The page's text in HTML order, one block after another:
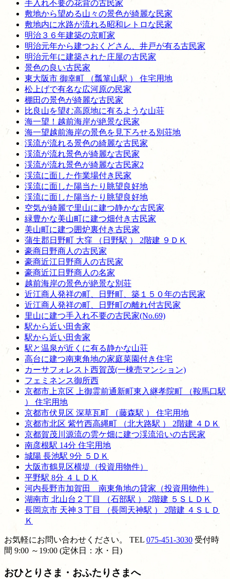
手入れ不要の花背の古民家
敷地から望める山々の景色が綺麗な民家
敷地内に水路が流れる昭和レトロな民家
明治３６年建築の京町家
明治元年から建つおくどさん、井戸が有る古民家
明治元年に建築された庄屋の古民家
景色の良い古民家
東大阪市 御幸町 （瓢箪山駅 ） 住宅用地
松上げで有名な広河原の民家
棚田の景色が綺麗な古民家
比良山を望む高原地に有るような山荘
海一望！越前海岸が絶景な民家
海一望越前海岸の景色を見下ろせる別荘地
渓流が流れる景色の綺麗な古民家
渓流が流れ景色が綺麗な古民家
渓流が流れ景色が綺麗な古民家2
渓流に面した作業場付き民家
渓流に面した陽当たり眺望良好地
渓流に面した陽当たり眺望良好地
空気が綺麗で里山に建つ静かな古民家
緑豊かな美山町に建つ畑付き古民家
美山町に建つ囲炉裏付き古民家
蒲生郡日野町 大窪 （日野駅 ） 2階建 ９ＤＫ
豪商日野商人の古民家
豪商近江日野商人の古民家
豪商近江日野商人の名家
越前海岸の景色が絶景な別荘
近江商人発祥の町、日野町、築１５０年の古民家
近江商人発祥の町、日野町の離れ付古民家
里山に建つ手入れ不要の古民家(No.69)
駅から近い田舎家
駅から近い田舎家
駅と温泉が近くに有る静かな山荘
高台に建つ南東角地の家庭菜園付き住宅
カーサフォレスト西賀茂(一棟売マンション)
フェミネンス御所西
京都市上京区 上御霊前通新町東入継孝院町 （鞍馬口駅
） 住宅用地
京都市伏見区 深草瓦町 （藤森駅 ） 住宅用地
京都市北区 紫竹西高縄町 （北大路駅 ） 2階建 ４ＤＫ
京都賀茂川源流の雲ケ畑に建つ渓流沿いの古民家
南彦根駅 14分 住宅用地
城陽 長池駅 9分 ５ＤＫ
大阪市鶴見区横堤（投資用物件）
平野駅 8分 ４ＬＤＫ
河内長野市加賀田 南東角地の貸家（投資用物件）
湖南市 北山台２丁目 （石部駅 ） 2階建 ５ＳＬＤＫ
長岡京市 天神３丁目 （長岡天神駅 ） 2階建 ４ＳＬＤ
Ｋ
お気軽にお問い合わせください。 TEL 075-451-3030 受付時
間 9:00 ～19:00 (定休日：水・日)
おひとりさま・おふたりさまへ